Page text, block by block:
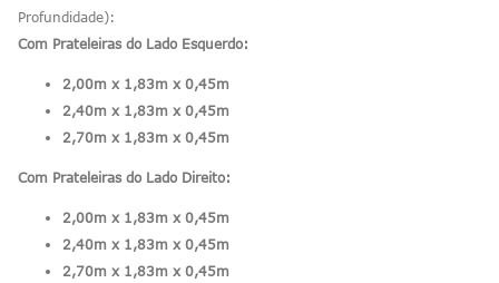
Profundidade):
Com Prateleiras do Lado Esquerdo:
2,00m x 1,83m x 0,45m
2,40m x 1,83m x 0,45m
2,70m x 1,83m x 0,45m
Com Prateleiras do Lado Direito:
2,00m x 1,83m x 0,45m
2,40m x 1,83m x 0,45m
2,70m x 1,83m x 0,45m